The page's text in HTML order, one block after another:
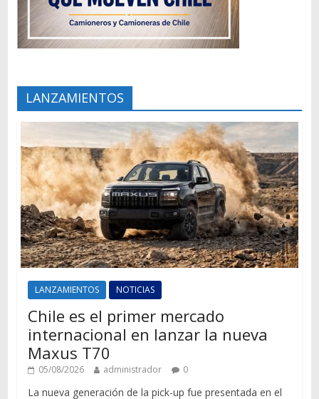
LANZAMIENTOS
LANZAMIENTOS NOTICIAS
Chile es el primer mercado
internacional en lanzar la nueva
Maxus T70
05/08/2026 administrador 0
La nueva generación de la pick-up fue presentada en el